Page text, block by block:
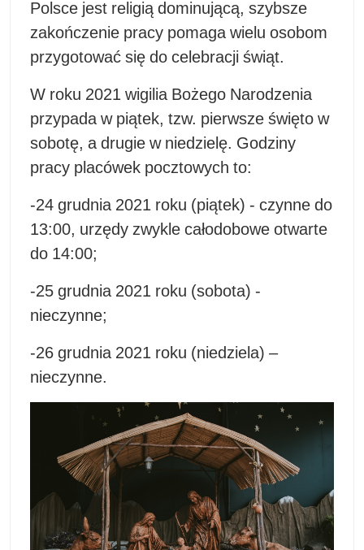
Polsce jest religią dominującą, szybsze
zakończenie pracy pomaga wielu osobom
przygotować się do celebracji świąt.
W roku 2021 wigilia Bożego Narodzenia
przypada w piątek, tzw. pierwsze święto w
sobotę, a drugie w niedzielę. Godziny
pracy placówek pocztowych to:
-24 grudnia 2021 roku (piątek) - czynne do
13:00, urzędy zwykle całodobowe otwarte
do 14:00;
-25 grudnia 2021 roku (sobota) -
nieczynne;
-26 grudnia 2021 roku (niedziela) –
nieczynne.